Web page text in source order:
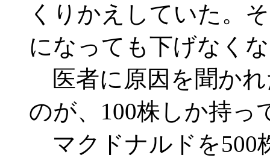
くりかえしていた。
になっても下げなく
医者に原因を聞か
のが、100株しか持っ
マクドナルドを500